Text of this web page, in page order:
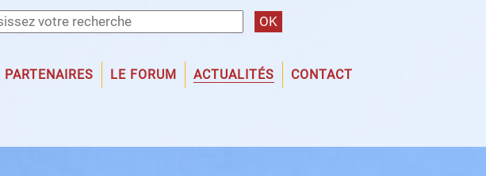
PARTENAIRES LE FORUM ACTUALITÉS CONTACT